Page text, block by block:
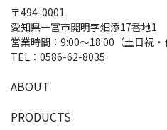
〒494-0001
愛知県一宮市開明字畑添17番地1
営業時間：9:00～18:00（土日祝・
TEL： 0586-62-8035
ABOUT
PRODUCTS